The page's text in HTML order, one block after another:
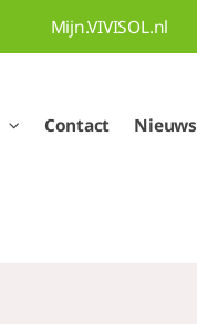
Mijn.VIVISOL.nl
Contact Nieuws